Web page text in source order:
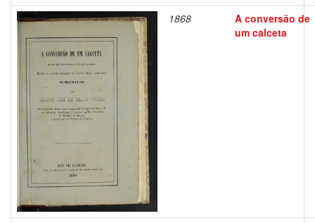
1868
A conversão de
um calceta